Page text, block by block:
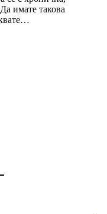
имате такова